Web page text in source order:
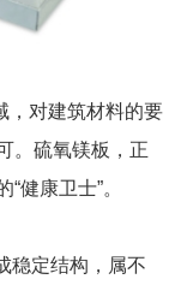
，对建筑材料的要
。硫氧镁板，正
健康卫士”。
稳定结构，属不